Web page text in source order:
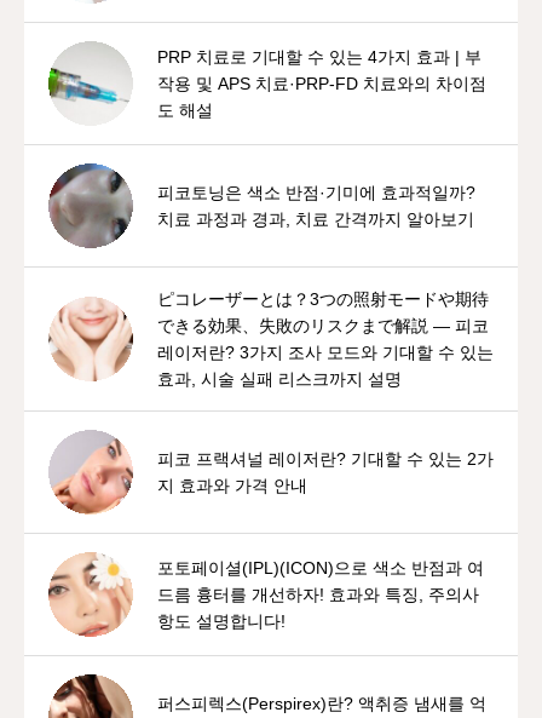
PRP 치료로 기대할 수 있는 4가지 효과 | 부
작용 및 APS 치료·PRP-FD 치료와의 차이점
도 해설
피코토닝은 색소 반점·기미에 효과적일까?
치료 과정과 경과, 치료 간격까지 알아보기
ピコレーザーとは？3つの照射モードや期待
できる効果、失敗のリスクまで解説 — 피코
레이저란? 3가지 조사 모드와 기대할 수 있는
효과, 시술 실패 리스크까지 설명
피코 프랙셔널 레이저란? 기대할 수 있는 2가
지 효과와 가격 안내
포토페이셜(IPL)(ICON)으로 색소 반점과 여
드름 흉터를 개선하자! 효과와 특징, 주의사
항도 설명합니다!
퍼스피렉스(Perspirex)란? 액취증 냄새를 억